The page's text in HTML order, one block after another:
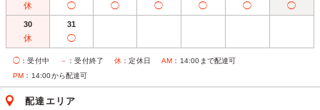
休 ◯ ◯ ◯ ◯ ◯ ◯
30
休
31
◯
◯ ：受付中 － ：受付終了 休 ：定休日 AM ：14:00まで配達可
PM ：14:00から配達可
配達エリア